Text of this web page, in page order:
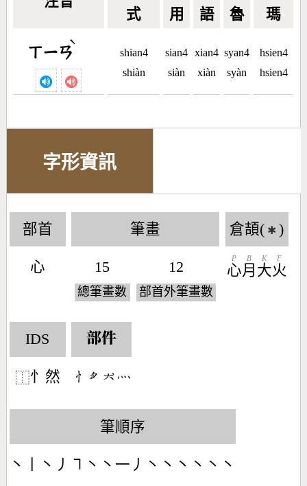
式 用 語 魯 瑪
ㄒㄧㄢ
ˋ
shian4
shiàn
sian4
siàn
xian4
xiàn
syan4
syàn
hsien4
hsien4
字形資訊
部首
心
筆畫
15
總筆畫數
12
部首外筆畫數
倉頡( ✱ )
心
P
月
B
大
K
火
F
IDS
⿰忄然
部件
󶄂󶅾󶃀󶃺
筆順序
丶丨丶丿㇕丶丶一丿丶丶丶丶丶丶